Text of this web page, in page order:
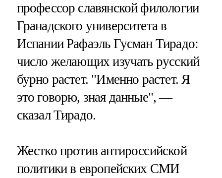
профессор славянской филологии
Гранадского университета в
Испании Рафаэль Гусман Тирадо:
число желающих изучать русский
бурно растет. "Именно растет. Я
это говорю, зная данные", —
сказал Тирадо.
Жестко против антироссийской
политики в европейских СМИ